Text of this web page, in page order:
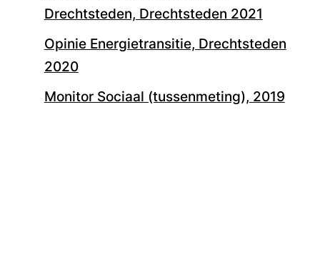
Drechtsteden, Drechtsteden 2021
Opinie Energietransitie, Drechtsteden
2020
Monitor Sociaal (tussenmeting), 2019